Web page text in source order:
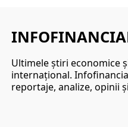
Ultimele ştiri economice
internaţional.
reportaje, analize, opinii